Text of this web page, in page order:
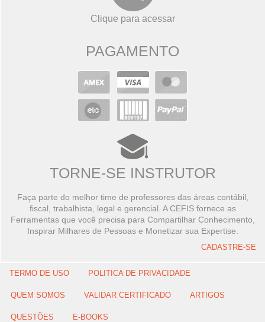
Clique para acessar
PAGAMENTO
TORNE-SE INSTRUTOR
Faça parte do melhor time de professores das áreas contábil,
fiscal, trabalhista, legal e gerencial. A CEFIS fornece as
Ferramentas que você precisa para Compartilhar Conhecimento,
Inspirar Milhares de Pessoas e Monetizar sua Expertise.
CADASTRE-SE
TERMO DE USO POLITICA DE PRIVACIDADE
QUEM SOMOS VALIDAR CERTIFICADO ARTIGOS
QUESTÕES E-BOOKS